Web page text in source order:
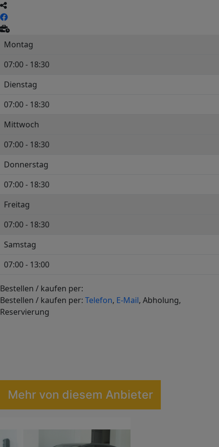
Montag
07:00 - 18:30
Dienstag
07:00 - 18:30
Mittwoch
07:00 - 18:30
Donnerstag
07:00 - 18:30
Freitag
07:00 - 18:30
Samstag
07:00 - 13:00
Bestellen / kaufen per:
Bestellen / kaufen per: Telefon, E-Mail, Abholung,
Reservierung
+
−
Leaflet
Mehr von diesem Anbieter